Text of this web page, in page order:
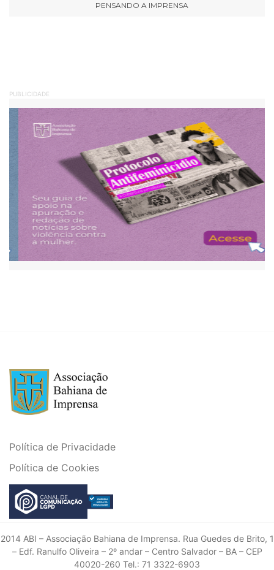
PENSANDO A IMPRENSA
PUBLICIDADE
Política de Privacidade
Política de Cookies
2014 ABI – Associação Bahiana de Imprensa. Rua Guedes de Brito, 1
– Edf. Ranulfo Oliveira – 2º andar – Centro Salvador – BA – CEP
40020-260 Tel.: 71 3322-6903